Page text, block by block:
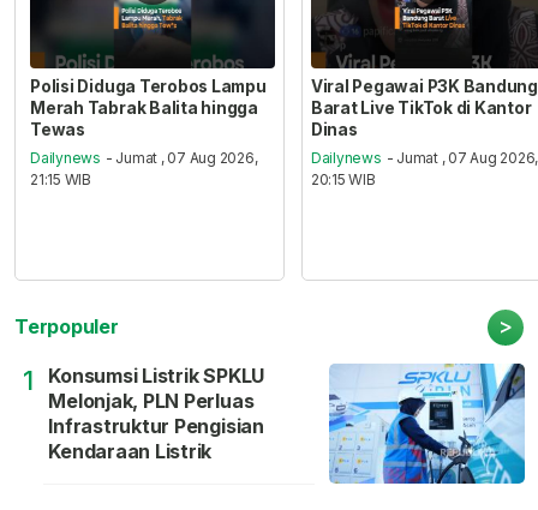
Polisi Diduga Terobos Lampu
Merah Tabrak Balita hingga
Tewas
Dailynews - Jumat , 07 Aug 2026,
21:15 WIB
Viral Pegawai P3K Bandung
Barat Live TikTok di Kantor
Dinas
Dailynews - Jumat , 07 Aug 2026,
20:15 WIB
Terpopuler >
1
Konsumsi Listrik SPKLU
Melonjak, PLN Perluas
Infrastruktur Pengisian
Kendaraan Listrik